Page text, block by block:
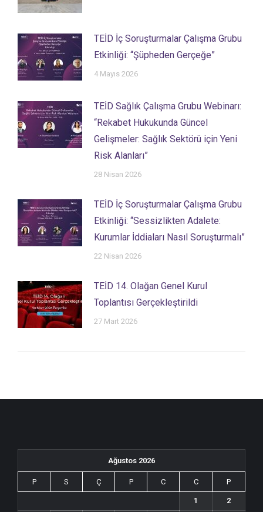
TEİD İç Soruşturmalar Çalışma Grubu
Etkinliği: “Şüpheden Gerçeğe”
4 Mayıs 2026
TEİD Sağlık Çalışma Grubu Webinarı:
“Rekabet Hukukunda Güncel
Gelişmeler: Sağlık Sektörü için Yeni
Risk Alanları”
28 Nisan 2026
TEİD İç Soruşturmalar Çalışma Grubu
Etkinliği: “Sessizlikten Adalete:
Kurumlar İddiaları Nasıl Soruşturmalı”
22 Nisan 2026
TEİD 14. Olağan Genel Kurul
Toplantısı Gerçekleştirildi
27 Mart 2026
Ağustos 2026
P S Ç P C C P
1 2